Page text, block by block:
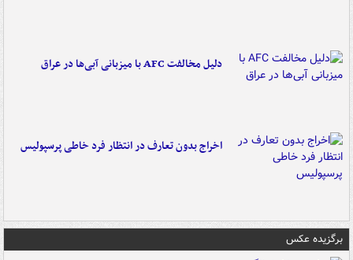
دلیل مخالفت AFC با میزبانی آبی‌ها در عراق
اخراج بدون تعارف در انتظار فرد خاطی پرسپولیس
برگزیده عکس